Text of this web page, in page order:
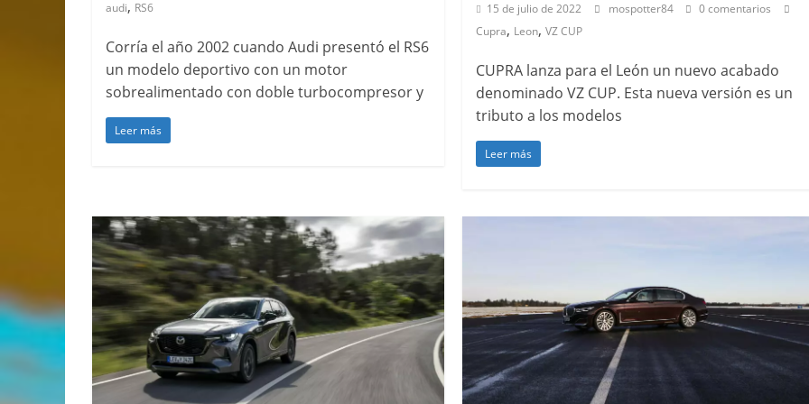
audi, RS6
Corría el año 2002 cuando Audi presentó el RS6
un modelo deportivo con un motor
sobrealimentado con doble turbocompresor y
Leer más
15 de julio de 2022 mospotter84
0 comentarios
Cupra, Leon,VZ CUP
CUPRA lanza para el León un nuevo acabado
denominado VZ CUP. Esta nueva versión es un
tributo a los modelos
Leer más
31 de mayo de 2022 mospotter84